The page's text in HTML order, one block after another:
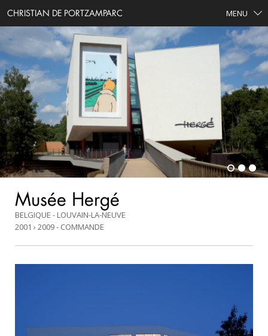
CHRISTIAN DE PORTZAMPARC MENU
Musée Hergé
BELGIQUE - LOUVAIN-LA-NEUVE
2001 › 2009
COMMANDE